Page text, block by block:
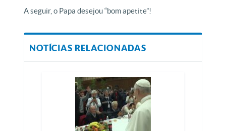
A seguir, o Papa desejou “bom apetite”!
NOTÍCIAS RELACIONADAS